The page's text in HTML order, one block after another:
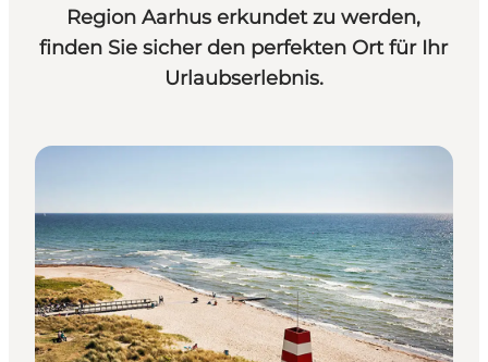
Region Aarhus erkundet zu werden,
finden Sie sicher den perfekten Ort für Ihr
Urlaubserlebnis.